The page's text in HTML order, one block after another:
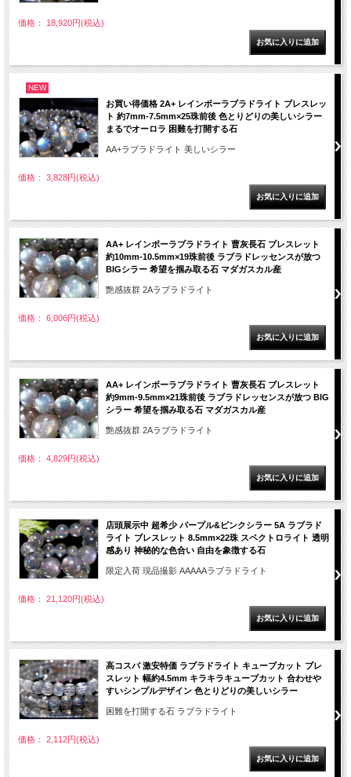
価格： 18,920円(税込)
NEW
お買い得価格 2A+ レインボーラブラドライト ブレスレッ
ト 約7mm-7.5mm×25珠前後 色とりどりの美しいシラー
まるでオーロラ 困難を打開する石
AA+ラブラドライト 美しいシラー
価格： 3,828円(税込)
AA+ レインボーラブラドライト 曹灰長石 ブレスレット
約10mm-10.5mm×19珠前後 ラブラドレッセンスが放つ
BIGシラー 希望を掴み取る石 マダガスカル産
艶感抜群 2Aラブラドライト
価格： 6,006円(税込)
AA+ レインボーラブラドライト 曹灰長石 ブレスレット
約9mm-9.5mm×21珠前後 ラブラドレッセンスが放つ BIG
シラー 希望を掴み取る石 マダガスカル産
艶感抜群 2Aラブラドライト
価格： 4,829円(税込)
店頭展示中 超希少 パープル&ピンクシラー 5A ラブラド
ライト ブレスレット 8.5mm×22珠 スペクトロライト 透明
感あり 神秘的な色合い 自由を象徴する石
限定入荷 現品撮影 AAAAAラブラドライト
価格： 21,120円(税込)
高コスパ 激安特価 ラブラドライト キューブカット ブレ
スレット 幅約4.5mm キラキラキューブカット 合わせや
すいシンプルデザイン 色とりどりの美しいシラー
困難を打開する石 ラブラドライト
価格： 2,112円(税込)